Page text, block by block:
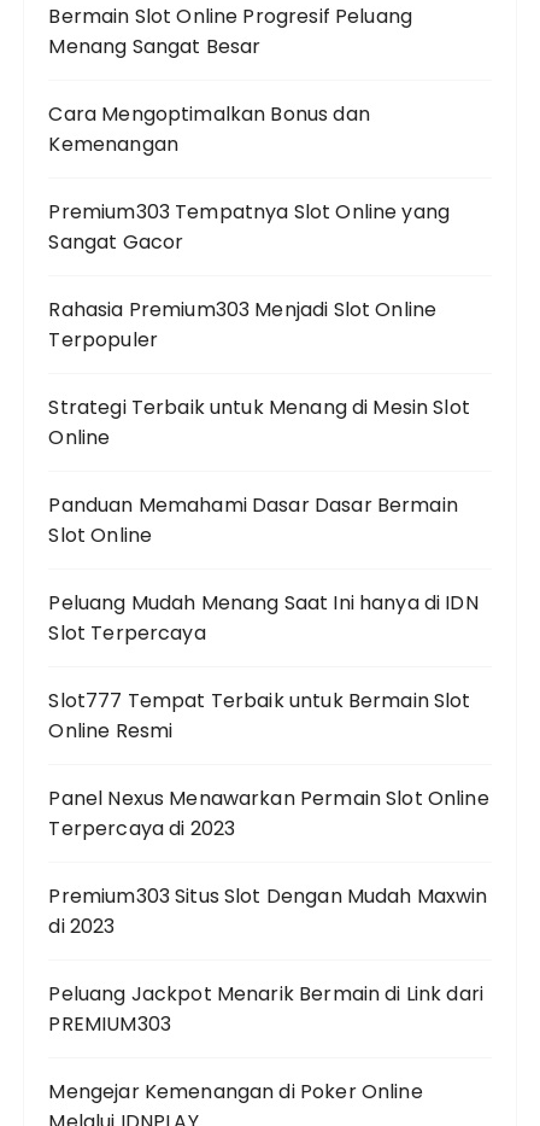
Bermain Slot Online Progresif Peluang
Menang Sangat Besar
Cara Mengoptimalkan Bonus dan
Kemenangan
Premium303 Tempatnya Slot Online yang
Sangat Gacor
Rahasia Premium303 Menjadi Slot Online
Terpopuler
Strategi Terbaik untuk Menang di Mesin Slot
Online
Panduan Memahami Dasar Dasar Bermain
Slot Online
Peluang Mudah Menang Saat Ini hanya di IDN
Slot Terpercaya
Slot777 Tempat Terbaik untuk Bermain Slot
Online Resmi
Panel Nexus Menawarkan Permain Slot Online
Terpercaya di 2023
Premium303 Situs Slot Dengan Mudah Maxwin
di 2023
Peluang Jackpot Menarik Bermain di Link dari
PREMIUM303
Mengejar Kemenangan di Poker Online